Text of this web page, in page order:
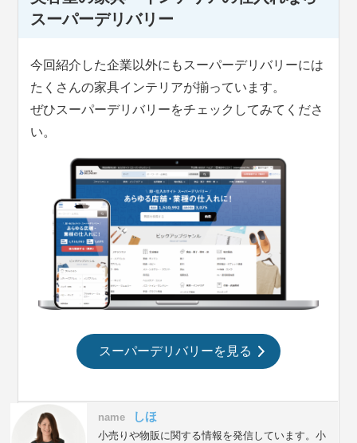
スーパーデリバリー
今回紹介した企業以外にもスーパーデリバリーには
たくさんの家具インテリアが揃っています。
ぜひスーパーデリバリーをチェックしてみてくださ
い。
スーパーデリバリーを見る
name しほ
小売りや物販に関する情報を発信しています。小